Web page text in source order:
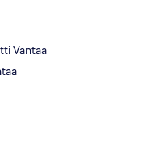
Vantaa